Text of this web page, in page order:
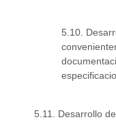
5.10.
5.11. Desarrollo